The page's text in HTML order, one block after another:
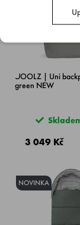
JOOLZ | Uni
green NEW
3 049 Kč
NOVINKA